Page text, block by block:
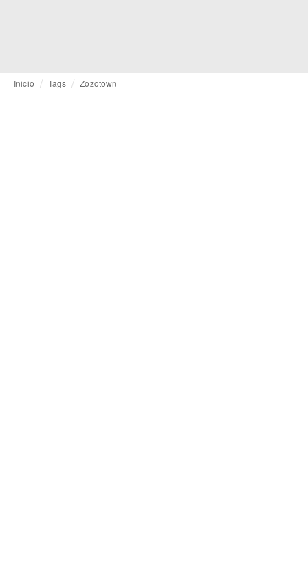
Inicio Tags Zozotown